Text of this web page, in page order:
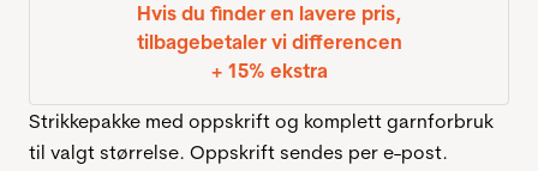
Hvis du finder en lavere pris,
tilbagebetaler vi differencen
+ 15% ekstra
Strikkepakke med oppskrift og komplett garnforbruk
til valgt størrelse. Oppskrift sendes per e-post.